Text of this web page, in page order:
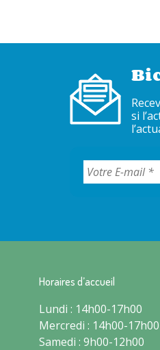
si
Horaires d’accueil
Lundi : 14h00-17h00
Mercredi : 14h00-17h00
Samedi : 9h00-12h00